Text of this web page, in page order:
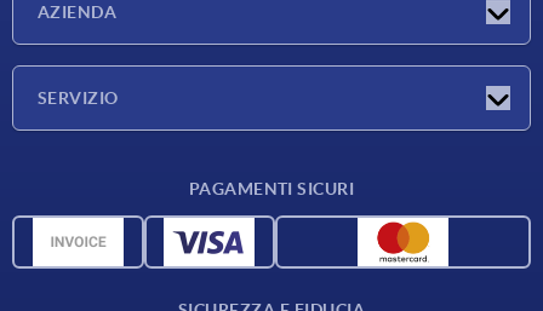
AZIENDA
SERVIZIO
Dati CAD
PAGAMENTI SICURI